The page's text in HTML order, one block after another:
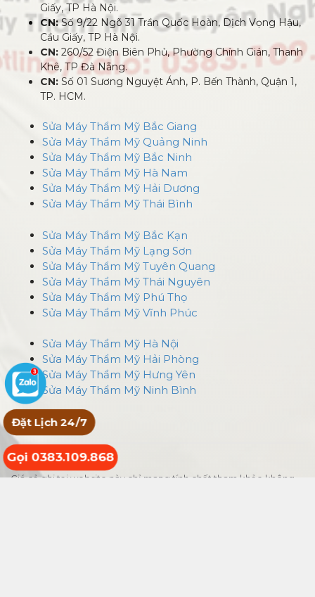
Giấy, TP Hà Nội.
CN:Số 9/22 Ngõ 31 Trần Quốc Hoàn, Dịch Vọng Hậu,
Cầu Giấy, TP Hà Nội.
CN: 260/52 Điện Biên Phủ, Phường Chính Gián, Thanh
Khê, TP Đà Nẵng.
CN: Số 01 Sương Nguyệt Ánh, P. Bến Thành, Quận 1,
TP. HCM.
Sửa Máy Thẩm Mỹ Bắc Giang
Sửa Máy Thẩm Mỹ Quảng Ninh
Sửa Máy Thẩm Mỹ Bắc Ninh
Sửa Máy Thẩm Mỹ Hà Nam
Sửa Máy Thẩm Mỹ Hải Dương
Sửa Máy Thẩm Mỹ Thái Bình
Sửa Máy Thẩm Mỹ Bắc Kạn
Sửa Máy Thẩm Mỹ Lạng Sơn
Sửa Máy Thẩm Mỹ Tuyên Quang
Sửa Máy Thẩm Mỹ Thái Nguyên
Sửa Máy Thẩm Mỹ Phú Thọ
Sửa Máy Thẩm Mỹ Vĩnh Phúc
Sửa Máy Thẩm Mỹ Hà Nội
Sửa Máy Thẩm Mỹ Hải Phòng
Sửa Máy Thẩm Mỹ Hưng Yên
Sửa Máy Thẩm Mỹ Ninh Bình
Giá cả ghi tại website này chỉ mang tính chất tham khảo không
Đặt Lịch 24/7
Gọi 0383.109.868